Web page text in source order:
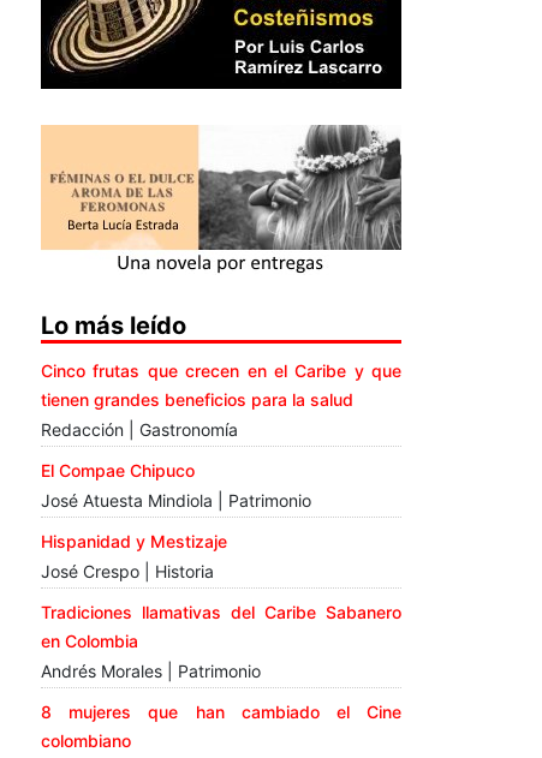
Lo más leído
Cinco frutas que crecen en el Caribe y que
tienen grandes beneficios para la salud
Redacción | Gastronomía
El Compae Chipuco
José Atuesta Mindiola | Patrimonio
Hispanidad y Mestizaje
José Crespo | Historia
Tradiciones llamativas del Caribe Sabanero
en Colombia
Andrés Morales | Patrimonio
8 mujeres que han cambiado el Cine
colombiano